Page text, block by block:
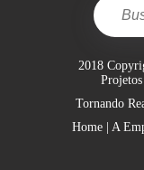
2018
Tornando
Home | A